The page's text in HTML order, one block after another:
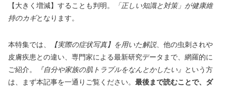
【大きく増減】することも判明。
「正しい知識と対策」が健康維
持のカギとなります。
本特集では、 【実際の症状写真】を用いた解説、他の虫刺されや
皮膚疾患との違い、専門家による最新研究データまで、網羅的に
ご紹介。
『自分や家族の肌トラブルをなんとかしたい』 という方
は、まず本記事を一通りご覧ください。 最後まで読むことで、ダ